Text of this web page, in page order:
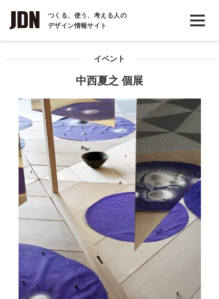
つくる、使う、考える人の
デザイン情報サイト
INTERVIEW
インタビュー
コラム
イベント
中西夏之 個展